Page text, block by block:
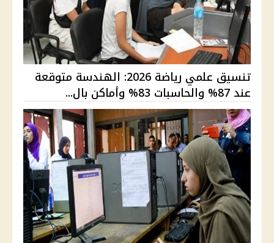
تنسيق علمي رياضة 2026: الهندسة متوقعة
عند 87% والحاسبات 83% وأماكن بال...